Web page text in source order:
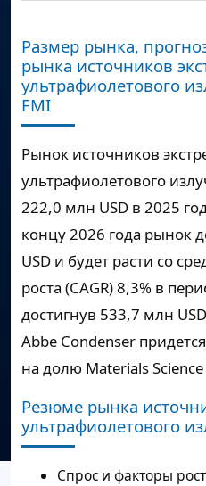
Размер рынка,
рынка источников
ультрафиолетового
FMI
Рынок источников
ультрафиолетового
222,0 млн USD в 2025
концу 2026 года рынок
USD и будет расти со
роста (CAGR) 8,3% в
достигнув 533,7 млн
Abbe Condenser
на долю Materials
Резюме рынка
ультрафиолетового
Спрос и факторы